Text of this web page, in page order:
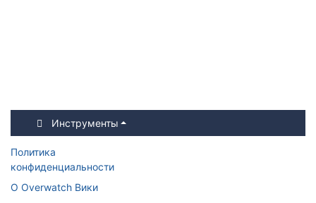
Инструменты
Политика
конфиденциальности
О Overwatch Вики